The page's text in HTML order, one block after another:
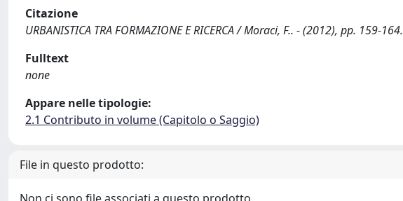
Citazione
URBANISTICA TRA FORMAZIONE E RICERCA / Moraci, F.. - (2012), pp. 159-164.
Fulltext
none
Appare nelle tipologie:
2.1 Contributo in volume (Capitolo o Saggio)
File in questo prodotto: